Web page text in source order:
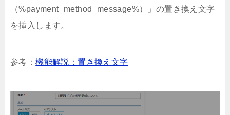
（%payment_method_message%）」の置き換え文字
を挿入します。
参考：機能解説：置き換え文字